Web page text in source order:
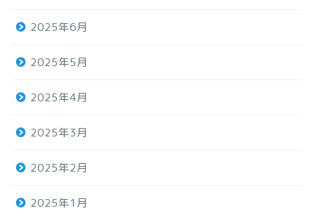
2025年6月
2025年5月
2025年4月
2025年3月
2025年2月
2025年1月